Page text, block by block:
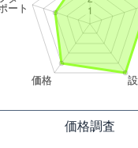
価格調査